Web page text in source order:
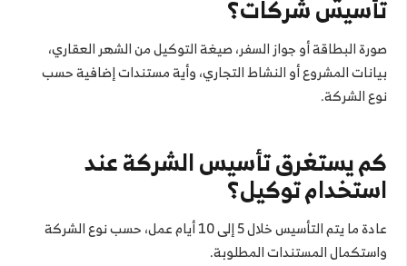
تأسيس شركات؟
صورة البطاقة أو جواز السفر، صيغة التوكيل من الشهر العقاري،
بيانات المشروع أو النشاط التجاري، وأية مستندات إضافية حسب
نوع الشركة.
كم يستغرق تأسيس الشركة عند
استخدام توكيل؟
عادة ما يتم التأسيس خلال 5 إلى 10 أيام عمل، حسب نوع الشركة
واستكمال المستندات المطلوبة.